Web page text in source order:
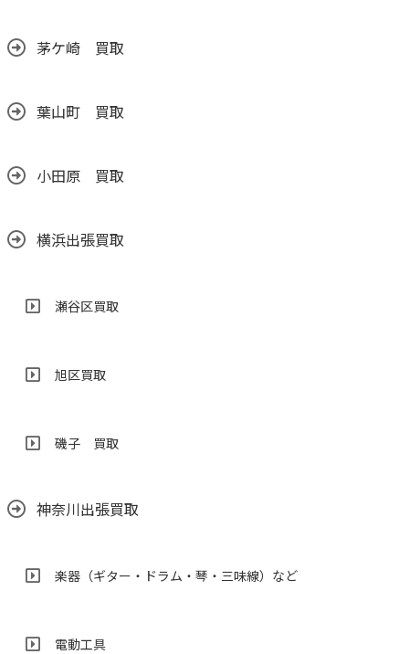
茅ケ崎 買取
葉山町 買取
小田原 買取
横浜出張買取
瀬谷区買取
旭区買取
磯子 買取
神奈川出張買取
楽器（ギター・ドラム・琴・三味線）など
電動工具